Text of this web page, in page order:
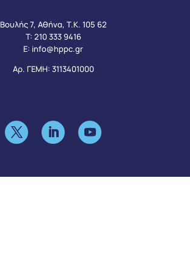
Βουλής 7, Αθήνα, Τ.Κ. 105 62
Τ: 210 333 9416
Ε: info@hppc.gr
Αρ. ΓΕΜΗ: 3113401000